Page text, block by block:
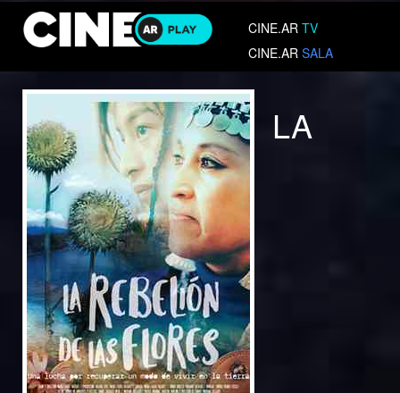
CINE.ARTV
CINE.ARSALA
LA